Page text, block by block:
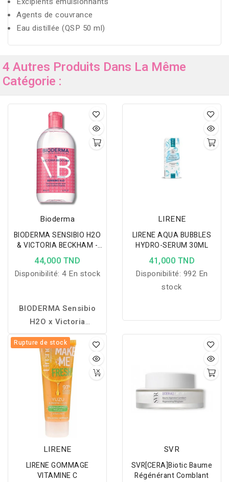
Agents de couvrance
Eau distillée (QSP 50 ml)
4 Autres Produits Dans La Même
Catégorie :
Bioderma
BIODERMA SENSIBIO H2O
& VICTORIA BECKHAM -
EAU MICELLAIRE 500ML
44,000 TND
Disponibilité:4 En stock
BIODERMA Sensibio
H2O x Victoria
Beckham: une eau
micellaire douce qui
nettoie, démaquille et
respecte les peaux
sensibles au quotidien.
LIRENE
LIRENE AQUA BUBBLES
HYDRO-SERUM 30ML
41,000 TND
Disponibilité: 992 En
stock
Rupture de stock
LIRENE
LIRENE GOMMAGE
VITAMINE C
SVR
SVR[CERA]Biotic Baume
Régénérant Comblant